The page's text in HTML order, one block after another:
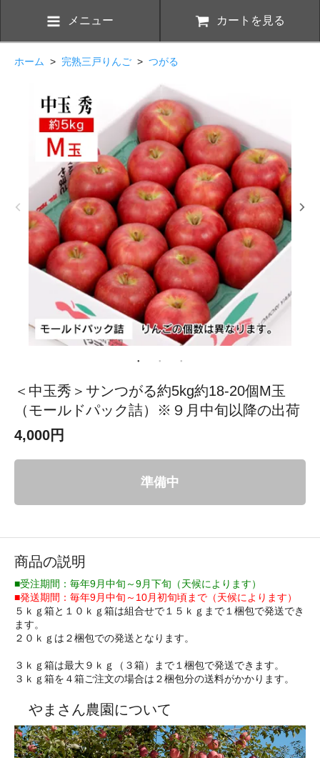
メニュー カートを見る
ホーム > 完熟三戸りんご > つがる
＜中玉秀＞サンつがる約5kg約18-20個M玉
（モールドパック詰）※９月中旬以降の出荷
4,000円
準備中
商品の説明
■受注期間：毎年9月中旬～9月下旬（天候によります）
■発送期間：毎年9月中旬～10月初旬頃まで（天候によります）
５ｋｇ箱と１０ｋｇ箱は組合せで１５ｋｇまで１梱包で発送でき
ます。
２０ｋｇは２梱包での発送となります。
３ｋｇ箱は最大９ｋｇ（３箱）まで１梱包で発送できます。
３ｋｇ箱を４箱ご注文の場合は２梱包分の送料がかかります。
やまさん農園について